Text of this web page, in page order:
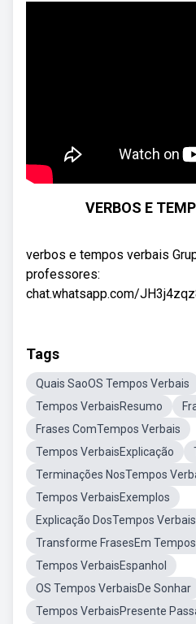
VERBOS E
verbos e tempos verbais
professores:
chat.whatsapp.com/
Tags
Quais SaoOS Tempos Verbais
Tempos VerbaisResumo
Frases ComTempos Verbais
Tempos VerbaisExplicação
Terminações NosTempos
Tempos VerbaisExemplos
Explicação DosTempos Verbais
Transforme FrasesEm
Tempos VerbaisEspanhol
OS Tempos VerbaisDe Sonhar
Tempos VerbaisPresente